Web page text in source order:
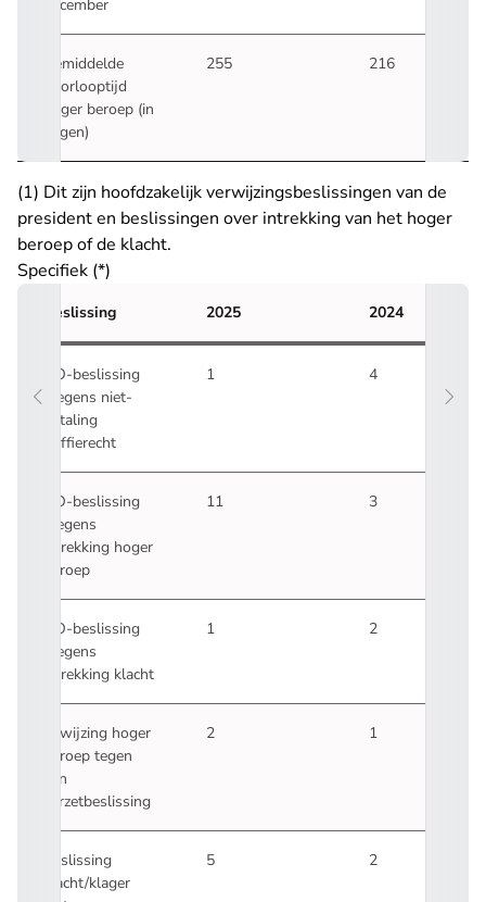
december
Gemiddelde
doorlooptijd
hoger beroep (in
dagen)
255 216
(1) Dit zijn hoofdzakelijk verwijzingsbeslissingen van de
president en beslissingen over intrekking van het hoger
beroep of de klacht.
Specifiek (*)
Beslissing 2025 2024
NO-beslissing
wegens niet-
betaling
griffierecht
1 4
NO-beslissing
wegens
intrekking hoger
beroep
11 3
NO-beslissing
wegens
intrekking klacht
1 2
Afwijzing hoger
beroep tegen
een
verzetbeslissing
2 1
Beslissing
klacht/klager
5 2